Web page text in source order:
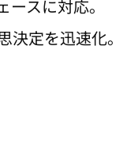
スに対応。
決定を迅速化。